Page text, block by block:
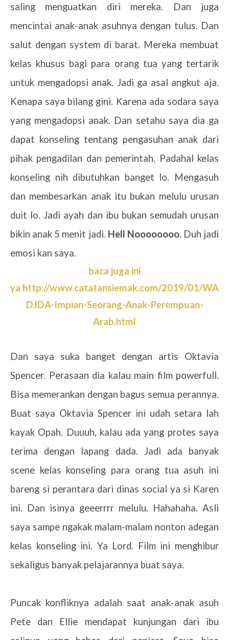
saling menguatkan diri mereka. Dan juga
mencintai anak-anak asuhnya dengan tulus. Dan
salut dengan system di barat. Mereka membuat
kelas khusus bagi para orang tua yang tertarik
untuk mengadopsi anak. Jadi ga asal angkut aja.
Kenapa saya bilang gini. Karena ada sodara saya
yang mengadopsi anak. Dan setahu saya dia ga
dapat konseling tentang pengasuhan anak dari
pihak pengadilan dan pemerintah. Padahal kelas
konseling nih dibutuhkan banget lo. Mengasuh
dan membesarkan anak itu bukan melulu urusan
duit lo. Jadi ayah dan ibu bukan semudah urusan
bikin anak 5 menit jadi. Hell Noooooooo. Duh jadi
emosi kan saya.
baca juga ini
ya http://www.catatansiemak.com/2019/01/WA
DJDA-Impian-Seorang-Anak-Perempuan-
Arab.html
Dan saya suka banget dengan artis Oktavia
Spencer. Perasaan dia kalau main film powerfull.
Bisa memerankan dengan bagus semua perannya.
Buat saya Oktavia Spencer ini udah setara lah
kayak Opah. Duuuh, kalau ada yang protes saya
terima dengan lapang dada. Jadi ada banyak
scene kelas konseling para orang tua asuh ini
bareng si perantara dari dinas social ya si Karen
ini. Dan isinya geeerrrr melulu. Hahahaha. Asli
saya sampe ngakak malam-malam nonton adegan
kelas konseling ini. Ya Lord. Film ini menghibur
sekaligus banyak pelajarannya buat saya.
Puncak konfliknya adalah saat anak-anak asuh
Pete dan Ellie mendapat kunjungan dari ibu